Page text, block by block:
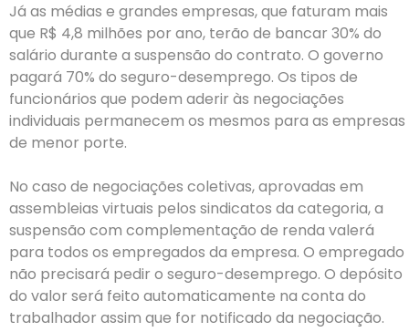
Já as médias e grandes empresas, que faturam mais
que R$ 4,8 milhões por ano, terão de bancar 30% do
salário durante a suspensão do contrato. O governo
pagará 70% do seguro-desemprego. Os tipos de
funcionários que podem aderir às negociações
individuais permanecem os mesmos para as empresas
de menor porte.
No caso de negociações coletivas, aprovadas em
assembleias virtuais pelos sindicatos da categoria, a
suspensão com complementação de renda valerá
para todos os empregados da empresa. O empregado
não precisará pedir o seguro-desemprego. O depósito
do valor será feito automaticamente na conta do
trabalhador assim que for notificado da negociação.